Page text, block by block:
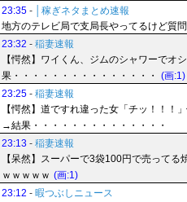
23:35 -
│稼ぎネタまとめ速報
地方のテレビ局で支局長やってるけど質
23:32 - 稲妻速報
【愕然】ワイくん、ジムのシャワーでオ
果・・・・・・・・・・・・・・・
(画:1)
23:25 - 稲妻速報
【愕然】道ですれ違った女「チッ！！
→結果・・・・・・・・・・・・・・
23:13 - 稲妻速報
【呆然】スーパーで3袋100円で売って
ｗｗｗｗｗ (画:1)
23:12 - 暇つぶしニュース